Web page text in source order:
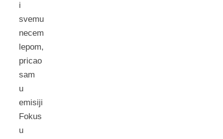
i
svemu
necem
lepom,
pricao
sam
u
emisiji
Fokus
u